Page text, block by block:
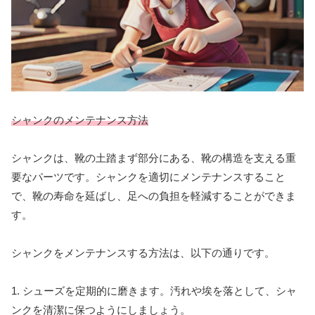
シャンクのメンテナンス方法
シャンクは、靴の土踏まず部分にある、靴の構造を支える重
要なパーツです。シャンクを適切にメンテナンスすること
で、靴の寿命を延ばし、足への負担を軽減することができま
す。
シャンクをメンテナンスする方法は、以下の通りです。
1. シューズを定期的に磨きます。汚れや埃を落として、シャ
ンクを清潔に保つようにしましょう。